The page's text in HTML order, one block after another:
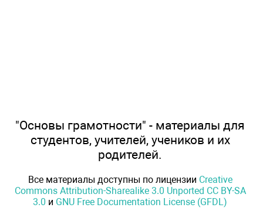
"Основы грамотности" - материалы для
студентов, учителей, учеников и их
родителей.
Все материалы доступны по лицензии Creative
Commons Attribution-Sharealike 3.0 Unported CC BY-SA
3.0 и GNU Free Documentation License (GFDL)